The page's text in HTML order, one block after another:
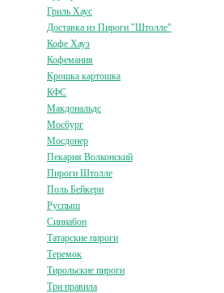
Гриль Хаус
Доставка из Пироги "Штолле"
Кофе Хауз
Кофемания
Крошка картошка
КФС
Макдональдс
Мосбург
Мосдонер
Пекарня Волконский
Пироги Штолле
Поль Бейкери
Руспыш
Синнабон
Татарские пироги
Теремок
Тирольские пироги
Три правила